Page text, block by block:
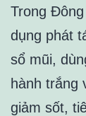
Trong
dụng phát
sổ mũi,
hành trắng
giảm sốt,